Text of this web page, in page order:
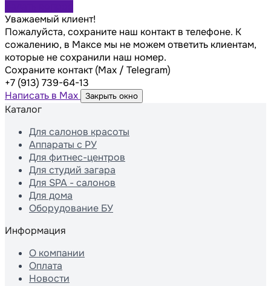
Уважаемый клиент!
Пожалуйста, сохраните наш контакт в телефоне. К
сожалению, в Максе мы не можем ответить клиентам,
которые не сохранили наш номер.
Сохраните контакт (Max / Telegram)
+7 (913) 739-64-13
Написать в Max
Закрыть окно
Каталог
Для салонов красоты
Аппараты с РУ
Для фитнес-центров
Для студий загара
Для SPA - салонов
Для дома
Оборудование БУ
Информация
О компании
Оплата
Новости